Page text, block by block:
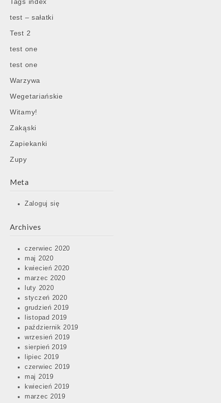
test – sałatki
Test 2
test one
test one
Warzywa
Wegetariańskie
Witamy!
Zakąski
Zapiekanki
Zupy
Meta
Zaloguj się
Archives
czerwiec 2020
maj 2020
kwiecień 2020
marzec 2020
luty 2020
styczeń 2020
grudzień 2019
listopad 2019
październik 2019
wrzesień 2019
sierpień 2019
lipiec 2019
czerwiec 2019
maj 2019
kwiecień 2019
marzec 2019